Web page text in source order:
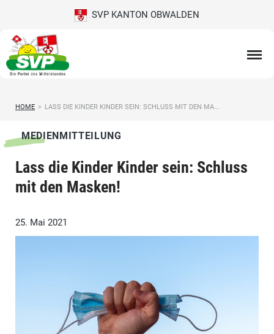
SVP KANTON OBWALDEN
HOME > LASS DIE KINDER KINDER SEIN: SCHLUSS MIT DEN MA...
MEDIENMITTEILUNG
Lass die Kinder Kinder sein: Schluss
mit den Masken!
25. Mai 2021